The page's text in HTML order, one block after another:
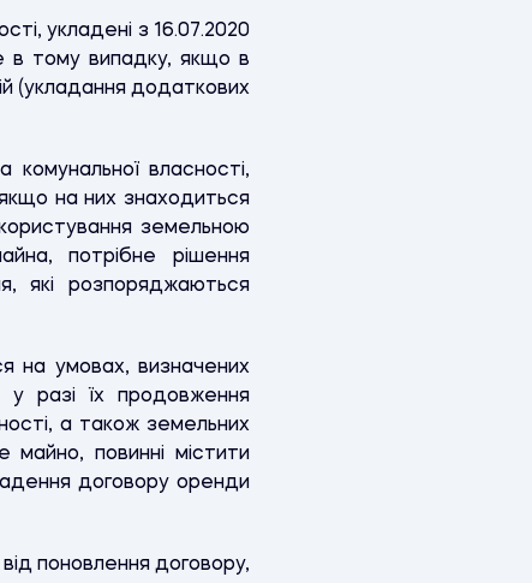
укладені з 16.07.2020
в тому випадку, якщо в
(укладання додаткових
власності,
на них знаходиться
земельною
потрібне рішення
які розпоряджаються
на умовах, визначених
разі їх продовження
а також земельних
повинні містити
договору оренди
поновлення договору,